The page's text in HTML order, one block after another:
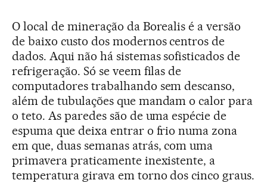
O local de mineração da Borealis é a versão
de baixo custo dos modernos centros de
dados. Aqui não há sistemas sofisticados de
refrigeração. Só se veem filas de
computadores trabalhando sem descanso,
além de tubulações que mandam o calor para
o teto. As paredes são de uma espécie de
espuma que deixa entrar o frio numa zona
em que, duas semanas atrás, com uma
primavera praticamente inexistente, a
temperatura girava em torno dos cinco graus.